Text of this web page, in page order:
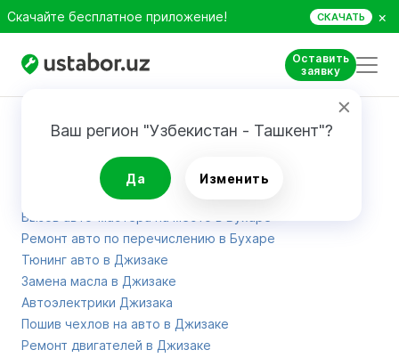
Скачайте бесплатное приложение! СКАЧАТЬ ×
Оставить
заявку
Ваш регион "Узбекистан - Ташкент"?
Да Изменить
Карта сайта
Эвакуаторы Бухары
Автомойка и химчистка авто в Бухаре
Вызов авто-мастера на место в Бухаре
Ремонт авто по перечислению в Бухаре
Тюнинг авто в Джизаке
Замена масла в Джизаке
Автоэлектрики Джизака
Пошив чехлов на авто в Джизаке
Ремонт двигателей в Джизаке